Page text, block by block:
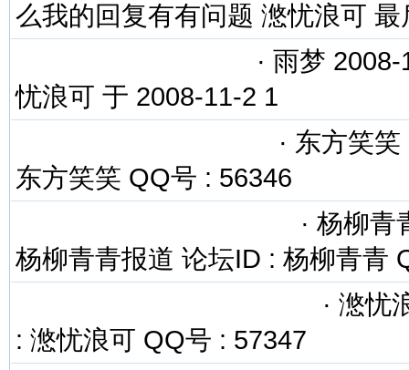
么我的回复有有问题 滺忧浪可 最
· 雨梦 2008-
忧浪可 于 2008-11-2 1
· 东方笑
东方笑笑 QQ号 : 56346
· 杨柳青
杨柳青青报道 论坛ID : 杨柳青青
· 滺忧
: 滺忧浪可 QQ号 : 57347